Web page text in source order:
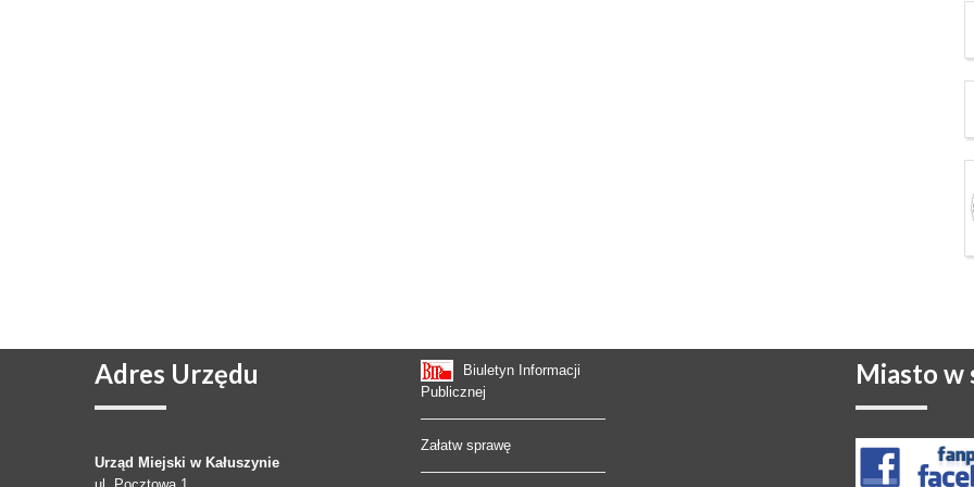
Adres Urzędu
Urząd Miejski w Kałuszynie
Biuletyn Informacji
Publicznej
Załatw sprawę
Miasto w